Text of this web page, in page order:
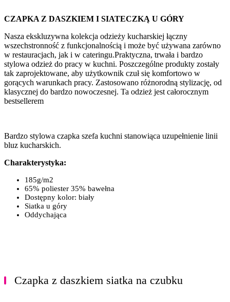
CZAPKA Z DASZKIEM I SIATECZKĄ U GÓRY
Nasza ekskluzywna kolekcja odzieży kucharskiej łączny
wszechstronność z funkcjonalnością i może być używana zarówno
w restauracjach, jak i w cateringu.Praktyczna, trwała i bardzo
stylowa odzież do pracy w kuchni. Poszczególne produkty zostały
tak zaprojektowane, aby użytkownik czuł się komfortowo w
gorących warunkach pracy. Zastosowano różnorodną stylizację, od
klasycznej do bardzo nowoczesnej. Ta odzież jest całorocznym
bestsellerem
Bardzo stylowa czapka szefa kuchni stanowiąca uzupełnienie linii
bluz kucharskich.
Charakterystyka:
185g/m2
65% poliester 35% bawełna
dostępny kolor: biały
siatka u góry
oddychająca
Czapka z daszkiem siatka na czubku